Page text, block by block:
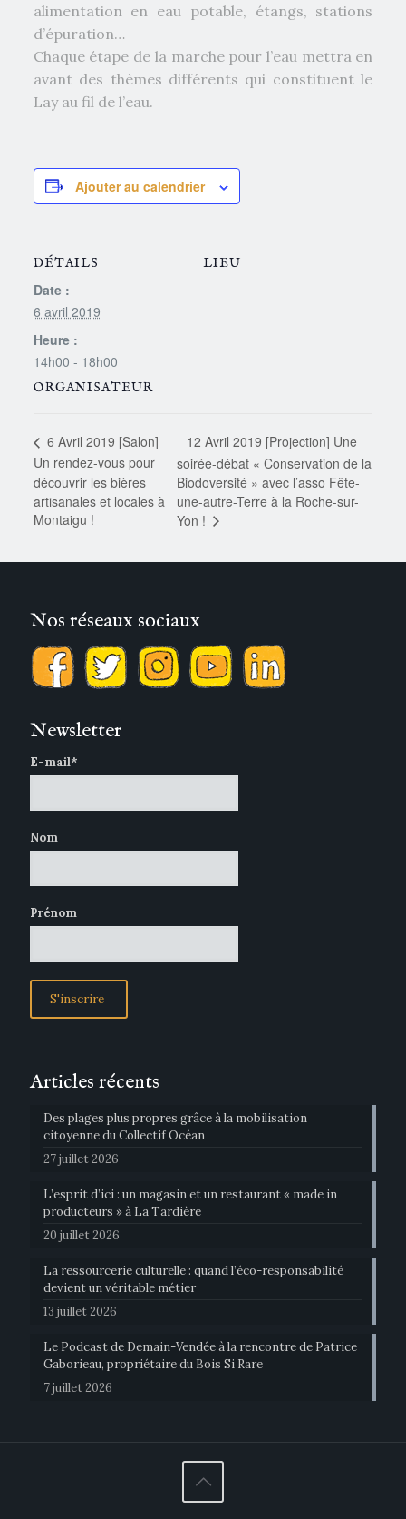
alimentation en eau potable, étangs, stations
d’épuration…
Chaque étape de la marche pour l’eau mettra en
avant des thèmes différents qui constituent le
Lay au fil de l’eau.
Ajouter au calendrier
DÉTAILS
Date :
6 avril 2019
Heure :
14h00 - 18h00
ORGANISATEUR
LIEU
6 Avril 2019 [Salon]
Un rendez-vous pour
découvrir les bières
artisanales et locales à
Montaigu !
12 Avril 2019 [Projection] Une
soirée-débat « Conservation de la
Biodoversité » avec l’asso Fête-
une-autre-Terre à la Roche-sur-
Yon !
Nos réseaux sociaux
Newsletter
E-mail*
Nom
Prénom
Articles récents
Des plages plus propres grâce à la mobilisation
citoyenne du Collectif Océan
27 juillet 2026
L’esprit d’ici : un magasin et un restaurant « made in
producteurs » à La Tardière
20 juillet 2026
La ressourcerie culturelle : quand l’éco-responsabilité
devient un véritable métier
13 juillet 2026
Le Podcast de Demain-Vendée à la rencontre de Patrice
Gaborieau, propriétaire du Bois Si Rare
7 juillet 2026